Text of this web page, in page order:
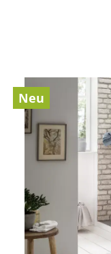
Neu